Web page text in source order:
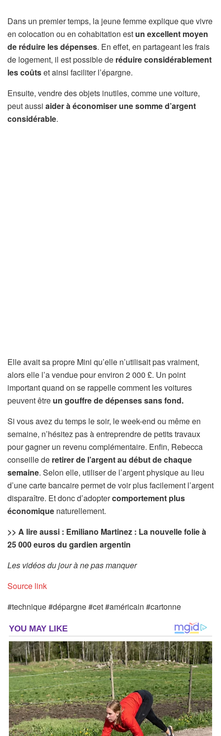
Dans un premier temps, la jeune femme explique que vivre
en colocation ou en cohabitation est un excellent moyen
de réduire les dépenses. En effet, en partageant les frais
de logement, il est possible de réduire considérablement
les coûtset ainsi faciliter l’épargne.
Ensuite, vendre des objets inutiles, comme une voiture,
peut aussi aider à économiser une somme d’argent
considérable.
Elle avait sa propre Mini qu’elle n’utilisait pas vraiment,
alors elle l’a vendue pour environ 2 000 £. Un point
important quand on se rappelle comment les voitures
peuvent être un gouffre de dépenses sans fond.
Si vous avez du temps le soir, le week-end ou même en
semaine, n’hésitez pas à entreprendre de petits travaux
pour gagner un revenu complémentaire. Enfin, Rebecca
conseille de retirer de l’argent au début de chaque
semaine. Selon elle, utiliser de l’argent physique au lieu
d’une carte bancaire permet de voir plus facilement l’argent
disparaître. Et donc d’adoptercomportement plus
économique naturellement.
>> A lire aussi : Emiliano Martinez : La nouvelle folie à
25 000 euros du gardien argentin
Les vidéos du jour à ne pas manquer
Source link
#technique #dépargne #cet #américain #cartonne